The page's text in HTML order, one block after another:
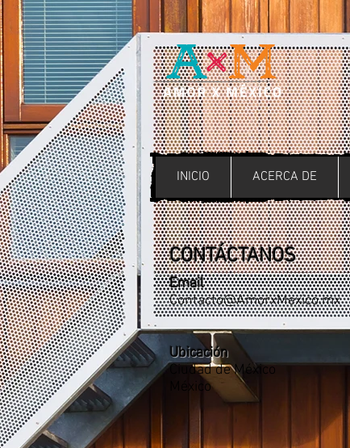
INICIO ACERCA DE
CONTÁCTANOS
Email
Contacto@AmorxMexico.mx
Ubicación
Ciudad de México
México